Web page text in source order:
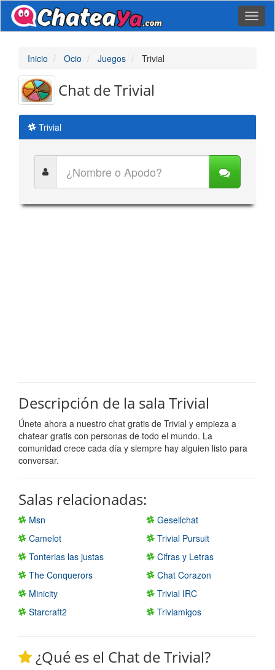
Inicio Ocio Juegos Trivial
Chat de Trivial
Trivial
Descripción de la sala Trivial
Únete ahora a nuestro chat gratis de Trivial y empieza a
chatear gratis con personas de todo el mundo. La
comunidad crece cada día y siempre hay alguien listo para
conversar.
Salas relacionadas:
Msn
Gesellchat
Camelot
Trivial Pursuit
Tonterias las justas
Cifras y Letras
The Conquerors
Chat Corazon
Minicity
Trivial IRC
Starcraft2
Triviamigos
¿Qué es el Chat de Trivial?